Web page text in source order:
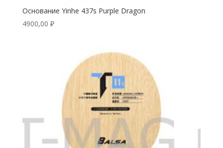
Основание Yinhe 437s Purple Dragon
4900,00 ₽